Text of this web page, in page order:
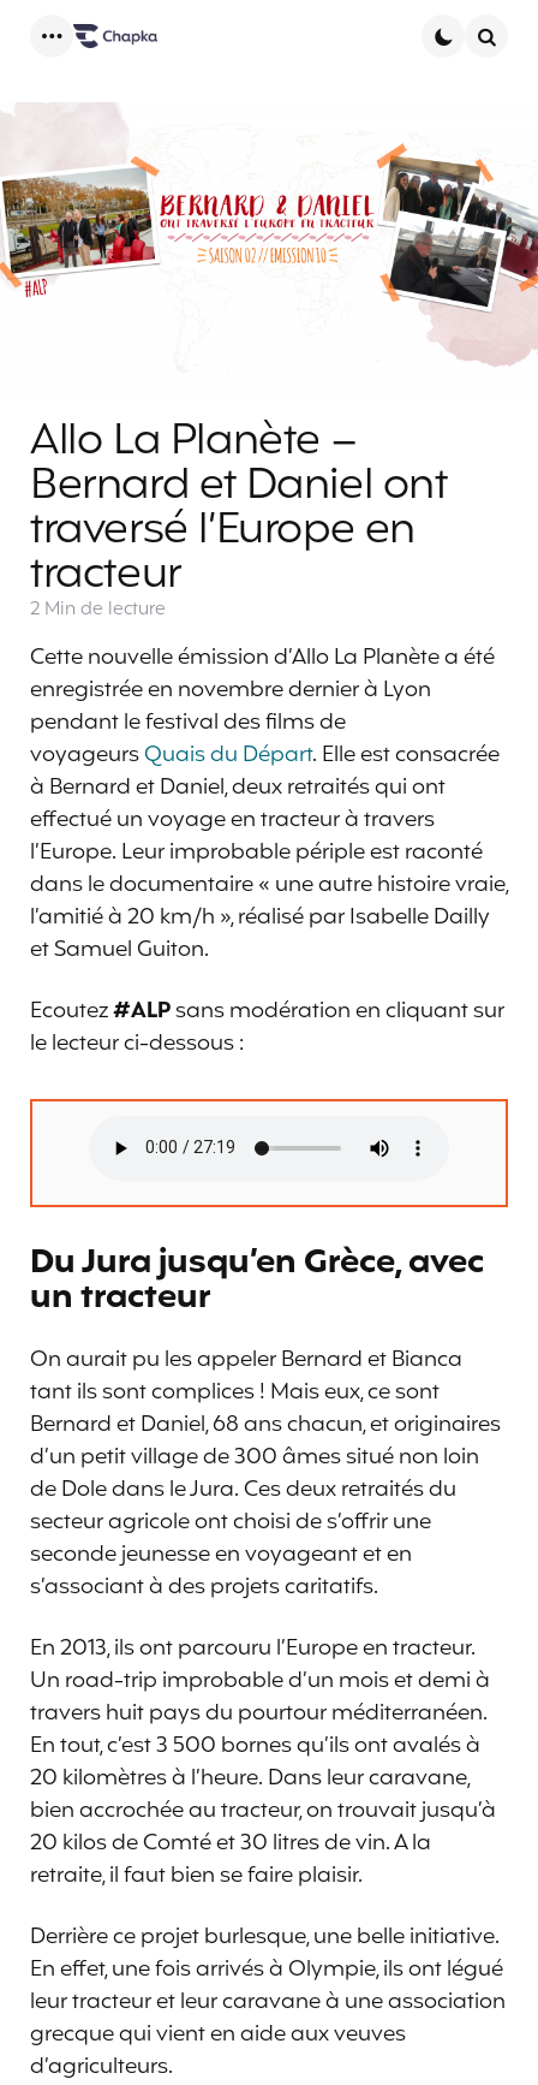
Allo La Planète –
Bernard et Daniel ont
traversé l’Europe en
tracteur
2 Min de lecture
Cette nouvelle émission d’Allo La Planète a été
enregistrée en novembre dernier à Lyon
pendant le festival des films de
voyageursQuais du Départ. Elle est consacrée
à Bernard et Daniel, deux retraités qui ont
effectué un voyage en tracteur à travers
l’Europe. Leur improbable périple est raconté
dans le documentaire « une autre histoire vraie,
l’amitié à 20 km/h », réalisé par Isabelle Dailly
et Samuel Guiton.
Ecoutez#ALPsans modération en cliquant sur
le lecteur ci-dessous :
Du Jura jusqu’en Grèce, avec
un tracteur
On aurait pu les appeler Bernard et Bianca
tant ils sont complices ! Mais eux, ce sont
Bernard et Daniel, 68 ans chacun, et originaires
d’un petit village de 300 âmes situé non loin
de Dole dans le Jura. Ces deux retraités du
secteur agricole ont choisi de s’offrir une
seconde jeunesse en voyageant et en
s’associant à des projets caritatifs.
En 2013, ils ont parcouru l’Europe en tracteur.
Un road-trip improbable d’un mois et demi à
travers huit pays du pourtour méditerranéen.
En tout, c’est 3 500 bornes qu’ils ont avalés à
20 kilomètres à l’heure. Dans leur caravane,
bien accrochée au tracteur, on trouvait jusqu’à
20 kilos de Comté et 30 litres de vin. A la
retraite, il faut bien se faire plaisir.
Derrière ce projet burlesque, une belle initiative.
En effet, une fois arrivés à Olympie, ils ont légué
leur tracteur et leur caravane à une association
grecque qui vient en aide aux veuves
d’agriculteurs.